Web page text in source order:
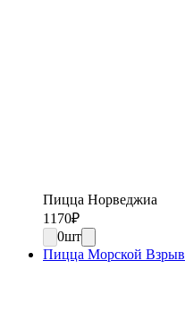
Пицца Норведжиа
1170₽
0шт
Пицца Морской Взрыв